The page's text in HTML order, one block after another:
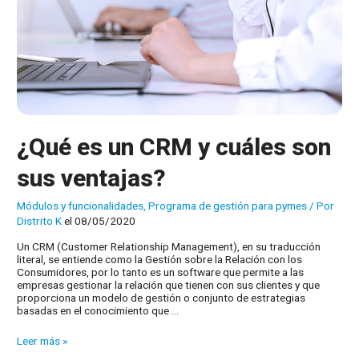
¿Qué es un CRM y cuáles son
sus ventajas?
Módulos y funcionalidades ,Programa de gestión para pymes / Por
Distrito Kel 08/05/2020
Un CRM (Customer Relationship Management), en su traducción
literal, se entiende como la Gestión sobre la Relación con los
Consumidores, por lo tanto es un software que permite a las
empresas gestionar la relación que tienen con sus clientes y que
proporciona un modelo de gestión o conjunto de estrategias
basadas en el conocimiento que …
¿Qué
Leer más »